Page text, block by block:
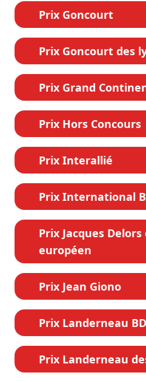
Prix Goncourt
Prix Goncourt des
Prix Grand
Prix Hors Concours
Prix Interallié
Prix International
Prix Jacques
européen
Prix Jean Giono
Prix Landerneau BD
Prix Landerneau